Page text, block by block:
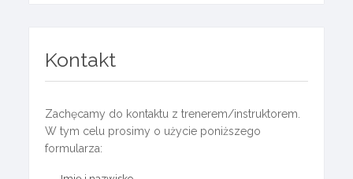
Kontakt
Zachęcamy do kontaktu z trenerem/instruktorem.
W tym celu prosimy o użycie poniższego
formularza: